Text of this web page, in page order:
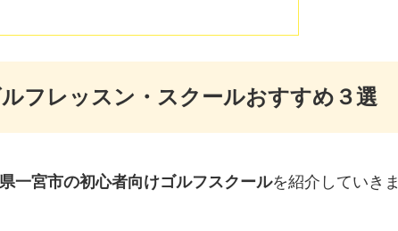
フレッスン・スクールおすすめ３選
一宮市の初心者向けゴルフスクールを紹介していきま